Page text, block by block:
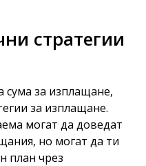
стратегии
за изплащане,
за изплащане.
могат да доведат
но могат да ти
план чрез